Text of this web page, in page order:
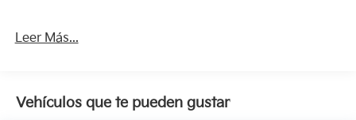
Leer Más...
Vehículos que te pueden gustar